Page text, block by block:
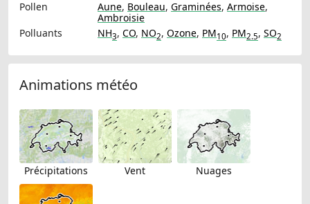
Pollen
Aune, Bouleau, Graminées, Armoise,
Ambroisie
Polluants
NH3, CO, NO2, Ozone, PM10, PM2.5, SO2
Animations météo
Précipitations Vent Nuages